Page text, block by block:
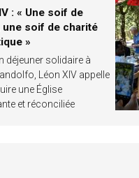
: « Une soif de
une soif de charité
»
déjeuner solidaire à
Léon XIV appelle
une Église
et réconciliée